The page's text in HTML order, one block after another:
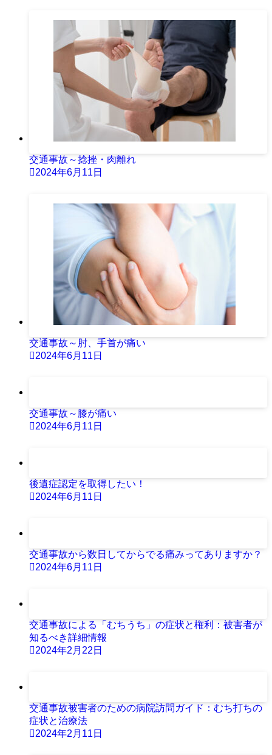
交通事故～捻挫・肉離れ
2024年6月11日
交通事故～肘、手首が痛い
2024年6月11日
交通事故～膝が痛い
2024年6月11日
後遺症認定を取得したい！
2024年6月11日
交通事故から数日してからでる痛みってありますか？
2024年6月11日
交通事故による「むちうち」の症状と権利：被害者が
知るべき詳細情報
2024年2月22日
交通事故被害者のための病院訪問ガイド：むち打ちの
症状と治療法
2024年2月11日